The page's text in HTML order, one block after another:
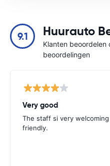
9.1 Huurauto
Klanten beoordelen
beoordelingen
Very good
The staff si very welcoming
friendly.